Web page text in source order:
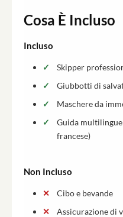
Cosa È Incluso
Incluso
Skipper
Giubbotti di
Maschere da
Guida multilingue
francese)
Non Incluso
Cibo e bevande
Assicurazione di